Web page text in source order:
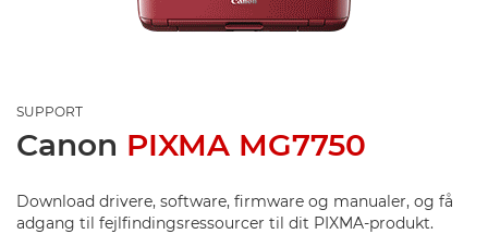
SUPPORT
Canon PIXMA MG7750
Download drivere, software, firmware og manualer, og få
adgang til fejlfindingsressourcer til dit PIXMA-produkt.